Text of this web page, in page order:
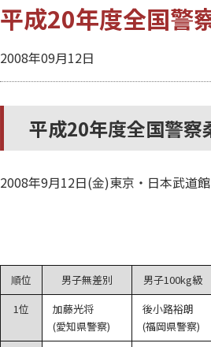
平成20年度全国警
2008年09月12日
平成20年度全国警
2008年9月12日(金)東京・日本武道
順位 男子無差別 男子100kg級
1位
加藤光将
(愛知県警察)
後小路裕朗
(福岡県警察)